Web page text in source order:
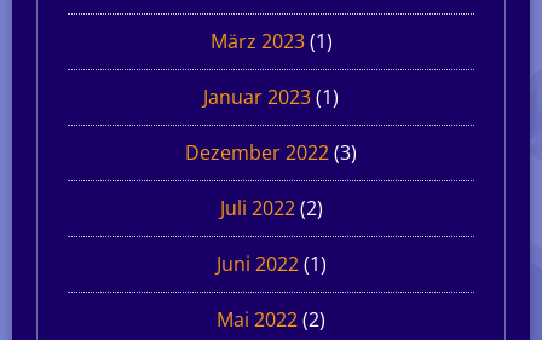
März 2023(1)
Januar 2023(1)
Dezember 2022(3)
Juli 2022(2)
Juni 2022(1)
Mai 2022(2)